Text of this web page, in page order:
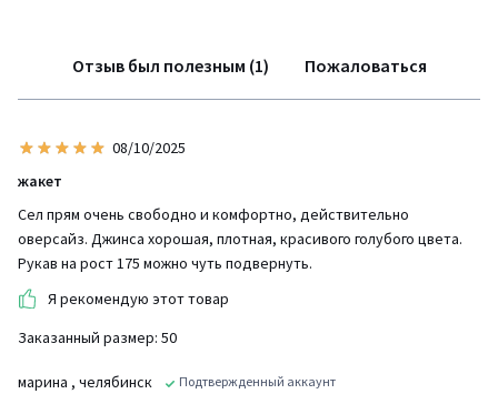
Отзыв был полезным (1) Пожаловаться
08/10/2025
жакет
Сел прям очень свободно и комфортно, действительно
оверсайз. Джинса хорошая, плотная, красивого голубого цвета.
Рукав на рост 175 можно чуть подвернуть.
Я рекомендую этот товар
Заказанный размер: 50
марина , челябинск Подтвержденный аккаунт